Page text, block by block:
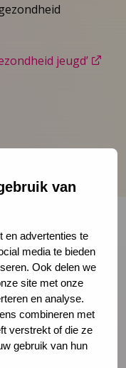
van
en advertenties te
media te bieden
Ook delen we
site met onze
en analyse.
combineren met
verstrekt of die ze
gebruik van hun
jeugd’